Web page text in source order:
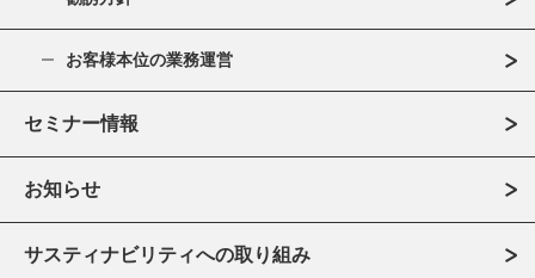
お客様本位の業務運営
セミナー情報
お知らせ
サスティナビリティへの取り組み